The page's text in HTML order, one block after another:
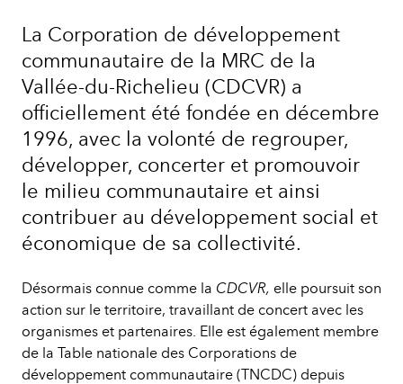
La Corporation de développement
communautaire de la MRC de la
Vallée-du-Richelieu (CDCVR) a
officiellement été fondée en décembre
1996, avec la volonté de regrouper,
développer, concerter et promouvoir
le milieu communautaire et ainsi
contribuer au développement social et
économique de sa collectivité.
Désormais connue comme la CDCVR, elle poursuit son
action sur le territoire, travaillant de concert avec les
organismes et partenaires. Elle est également membre
de la Table nationale des Corporations de
développement communautaire (TNCDC) depuis